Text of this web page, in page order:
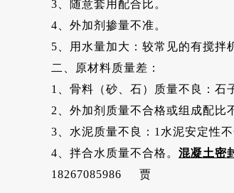
3、随意套用配合比。
4、外加剂掺量不准。
5、用水量加大：较常见的有搅拌
二、原材料质量差：
1、骨料（砂、石）质量不良：石
2、外加剂质量不合格或组成配比
3、水泥质量不良：1水泥安定性
4、拌合水质量不合格。 混凝土密
18267085986 贾